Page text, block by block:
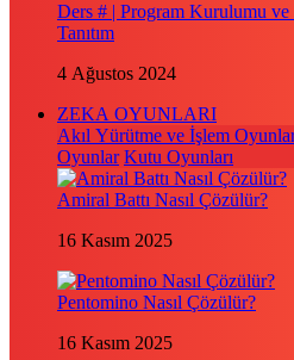
Ders # | Program Kurulumu
Tanıtım
4 Ağustos 2024
ZEKA OYUNLARI
Akıl Yürütme ve İşlem
Oyunlar Kutu Oyunları
Amiral Battı Nasıl Çözülür?
16 Kasım 2025
Pentomino Nasıl Çözülür?
16 Kasım 2025